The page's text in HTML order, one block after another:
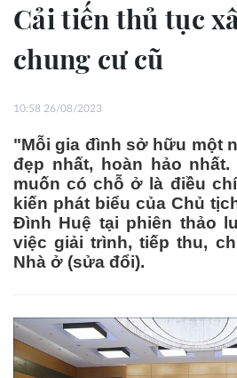
Cải tiến thủ tục
chung cư cũ
10:58 26/08/2023
"Mỗi gia đình sở hữu một
đẹp nhất, hoàn hảo
muốn có chỗ ở là điều
kiến phát biểu của Chủ
Đình Huệ tại phiên thảo
việc giải trình, tiếp thu,
Nhà ở (sửa đổi).